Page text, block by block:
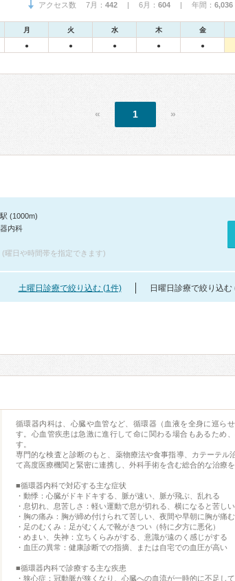
アクセス数 7月： 442 | 6月： 604 | 年間： 6,036
月 火 水 木 金
● ● ● ● ●
« 1 »
(1000m)
内科
(曜日や時間帯を指定できます)
土曜日診療で絞り込む (1件) 日曜日診療で絞り込む
循環器内科は、心臓や血管など、循環器（血液を全身に巡ら
す。心血管疾患は急激に進行して命に関わる場合もあるため
す。
専門的な検査と診断のもと、薬物療法や食事指導、カテーテル
て高度医療機関と緊密に連携し、外科手術を含む総合的な治療を
■循環器内科で対応する主な症状
・動悸：心臓がドキドキする、脈が速い、脈が飛ぶ、乱れる
・息切れ、息苦しさ：軽い運動で息が切れる、横になると苦しい
・胸の痛み：胸が締め付けられて苦しい、夜間や早朝に胸が痛む
・足のむくみ：足がむくんで靴がきつい（特に夕方に悪化）
・めまい、失神：立ちくらみがする、意識が遠のく感じがする
・血圧の異常：健康診断での指摘、または自宅での血圧が高い
■循環器内科で診療する主な疾患
・狭心症：冠動脈が狭くなり、心臓への血流が一時的に不足し